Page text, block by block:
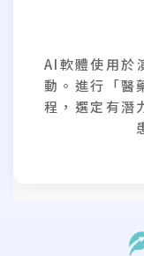
AI軟體使用於
動。進行「醫
程，選定有潛